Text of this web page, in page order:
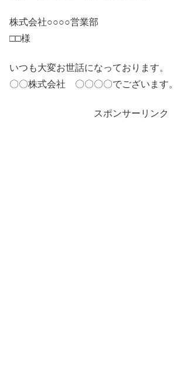
株式会社○○○○営業部
□□様
いつも大変お世話になっております。
〇〇株式会社 〇〇〇〇でございます。
スポンサーリンク